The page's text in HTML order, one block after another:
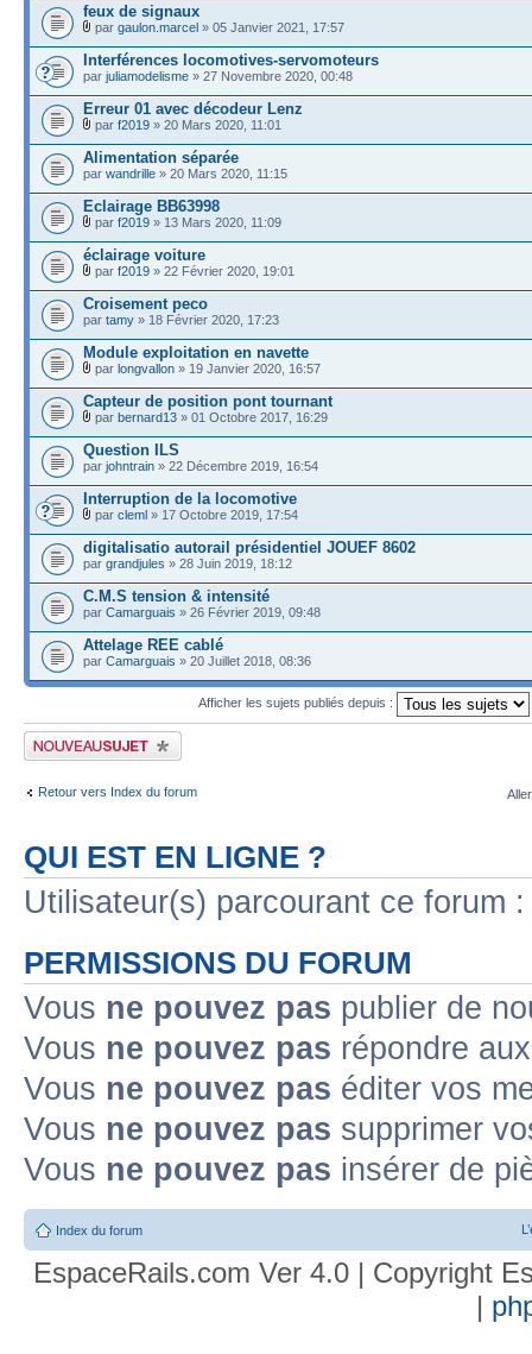
feux de signaux
par gaulon.marcel » 05 Janvier 2021, 17:57
Interférences locomotives-servomoteurs
par juliamodelisme » 27 Novembre 2020, 00:48
Erreur 01 avec décodeur Lenz
par f2019 » 20 Mars 2020, 11:01
Alimentation séparée
par wandrille » 20 Mars 2020, 11:15
Eclairage BB63998
par f2019 » 13 Mars 2020, 11:09
éclairage voiture
par f2019 » 22 Février 2020, 19:01
Croisement peco
par tamy » 18 Février 2020, 17:23
Module exploitation en navette
par longvallon » 19 Janvier 2020, 16:57
Capteur de position pont tournant
par bernard13 » 01 Octobre 2017, 16:29
Question ILS
par johntrain » 22 Décembre 2019, 16:54
Interruption de la locomotive
par cleml » 17 Octobre 2019, 17:54
digitalisatio autorail présidentiel JOUEF 8602
par grandjules » 28 Juin 2019, 18:12
C.M.S tension & intensité
par Camarguais » 26 Février 2019, 09:48
Attelage REE cablé
par Camarguais » 20 Juillet 2018, 08:36
Afficher les sujets publiés depuis :
Publier un nouveau sujet
Retour vers Index du forum
QUI EST EN LIGNE ?
Utilisateur(s) parcourant ce forum
PERMISSIONS DU FORUM
Vous ne pouvez pas publier de
Vous ne pouvez pas répondre
Vous ne pouvez pas éditer vos
Vous ne pouvez pas supprimer
Vous ne pouvez pas insérer de
Index du forum
EspaceRails.com Ver 4.0 | Copyright
|